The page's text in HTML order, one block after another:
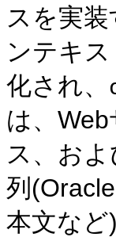
スを実
ンテキ
化され、
は、
ス、お
列
本文な